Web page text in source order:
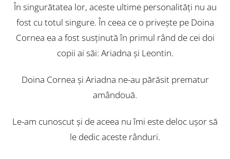
În singurătatea lor, aceste ultime personalităţi nu au
fost cu totul singure. În ceea ce o priveşte pe Doina
Cornea ea a fost susţinută în primul rând de cei doi
copii ai săi: Ariadna şi Leontin.
Doina Cornea şi Ariadna ne-au părăsit prematur
amândouă.
Le-am cunoscut şi de aceea nu îmi este deloc uşor să
le dedic aceste rânduri.